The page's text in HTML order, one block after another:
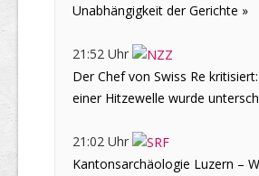
Unabhängigkeit der Gerichte »
21:52 Uhr
Der Chef von Swiss Re
einer Hitzewelle wurde
21:02 Uhr
Kantonsarchäologie Luzern –